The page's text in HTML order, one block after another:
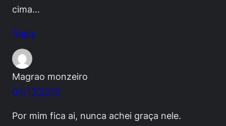
cima…
Reply
Magrao monzeiro
04/13/2015
Por mim fica ai, nunca achei graça nele.